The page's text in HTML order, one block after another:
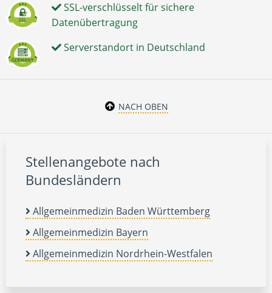
SSL-verschlüsselt für sichere
Datenübertragung
Serverstandort in Deutschland
NACH OBEN
Stellenangebote nach
Bundesländern
Allgemeinmedizin Baden Württemberg
Allgemeinmedizin Bayern
Allgemeinmedizin Nordrhein-Westfalen